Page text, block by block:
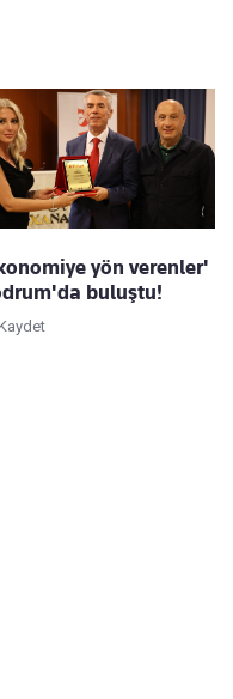
yön verenler'
buluştu!